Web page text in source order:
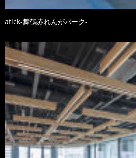
atick-舞鶴赤れんがパーク-